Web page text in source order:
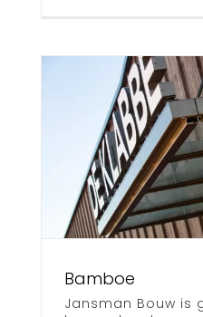
Bamboe
Jansman Bouw is